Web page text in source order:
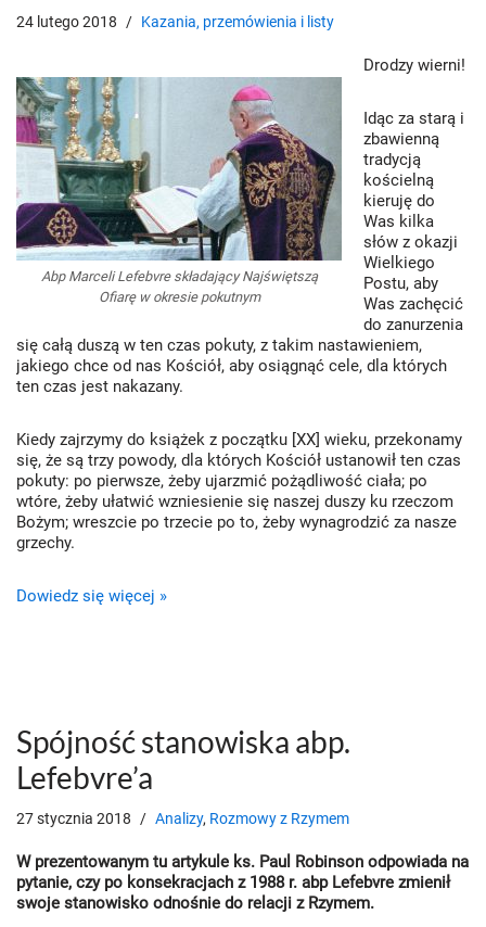
24 lutego 2018 Kazania, przemówienia i listy
Abp Marceli Lefebvre składający Najświętszą
Ofiarę w okresie pokutnym
Drodzy wierni!
Idąc za starą i
zbawienną
tradycją
kościelną
kieruję do
Was kilka
słów z okazji
Wielkiego
Postu, aby
Was zachęcić
do zanurzenia
się całą duszą w ten czas pokuty, z takim nastawieniem,
jakiego chce od nas Kościół, aby osiągnąć cele, dla których
ten czas jest nakazany.
Kiedy zajrzymy do książek z początku [XX] wieku, przekonamy
się, że są trzy powody, dla których Kościół ustanowił ten czas
pokuty: po pierwsze, żeby ujarzmić pożądliwość ciała; po
wtóre, żeby ułatwić wzniesienie się naszej duszy ku rzeczom
Bożym; wreszcie po trzecie po to, żeby wynagrodzić za nasze
grzechy.
Dowiedz się więcej »
Spójność stanowiska abp.
Lefebvre’a
27 stycznia 2018 Analizy, Rozmowy z Rzymem
W prezentowanym tu artykule ks. Paul Robinson odpowiada na
pytanie, czy po konsekracjach z 1988 r. abp Lefebvre zmienił
swoje stanowisko odnośnie do relacji z Rzymem.